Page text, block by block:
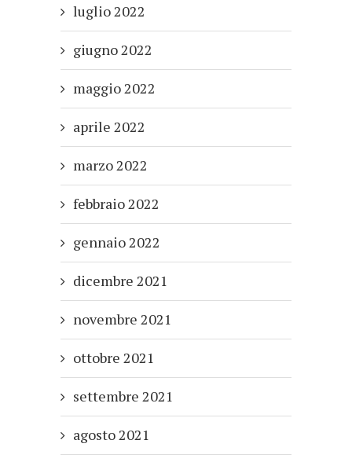
luglio 2022
giugno 2022
maggio 2022
aprile 2022
marzo 2022
febbraio 2022
gennaio 2022
dicembre 2021
novembre 2021
ottobre 2021
settembre 2021
agosto 2021